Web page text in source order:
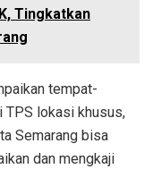
Tingkatkan
tempat-
TPS lokasi khusus,
Semarang bisa
dan mengkaji